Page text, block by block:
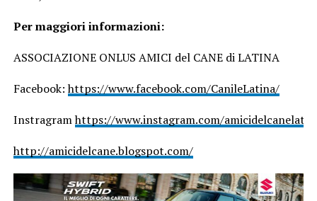
Per maggiori informazioni:
ASSOCIAZIONE ONLUS AMICI del CANE di LATINA
Facebook:https://www.facebook.com/CanileLatina/
Instragramhttps://www.instagram.com/
http://amicidelcane.blogspot.com/